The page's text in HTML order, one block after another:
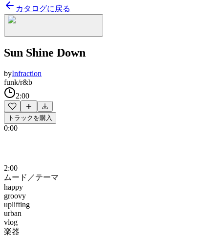
カタログに戻る
Sun Shine Down
byInfraction
funk/r&b
2:00
トラックを購入
0:00
2:00
ムード／テーマ
happy
groovy
uplifting
urban
vlog
楽器